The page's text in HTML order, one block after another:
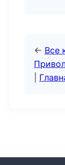
← Все